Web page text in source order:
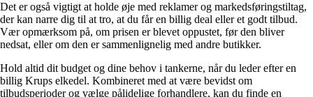
Det er også vigtigt at holde øje med reklamer og markedsføringstiltag,
der kan narre dig til at tro, at du får en billig deal eller et godt tilbud.
Vær opmærksom på, om prisen er blevet oppustet, før den bliver
nedsat, eller om den er sammenlignelig med andre butikker.
Hold altid dit budget og dine behov i tankerne, når du leder efter en
billig Krups elkedel. Kombineret med at være bevidst om
tilbudsperioder og vælge pålidelige forhandlere, kan du finde en